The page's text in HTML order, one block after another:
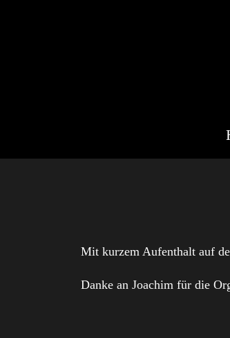
Mit kurzem Aufenthalt auf
Danke an Joachim für die